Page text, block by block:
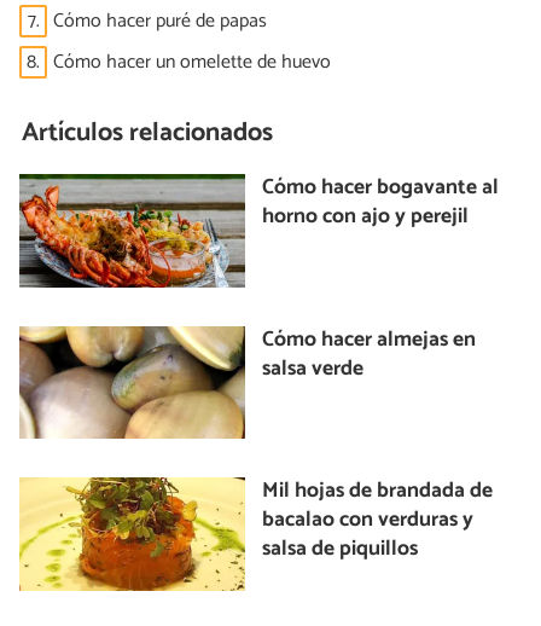
7. Cómo hacer puré de papas
8. Cómo hacer un omelette de huevo
Artículos relacionados
Cómo hacer bogavante al
horno con ajo y perejil
Cómo hacer almejas en
salsa verde
Mil hojas de brandada de
bacalao con verduras y
salsa de piquillos